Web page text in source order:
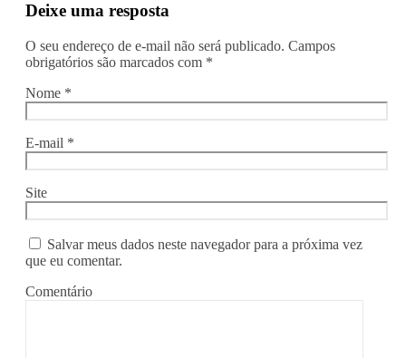
Deixe uma resposta
O seu endereço de e-mail não será publicado. Campos
obrigatórios são marcados com *
Nome *
E-mail *
Site
Salvar meus dados neste navegador para a próxima vez
que eu comentar.
Comentário